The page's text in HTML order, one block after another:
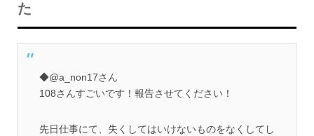
た
◆@a_non17さん
108さんすごいです！報告させてください！
先日仕事にて、失くしてはいけないものをなくしてし